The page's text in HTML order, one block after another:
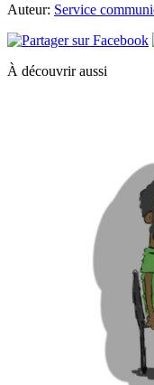
Auteur: Service
À découvrir aussi